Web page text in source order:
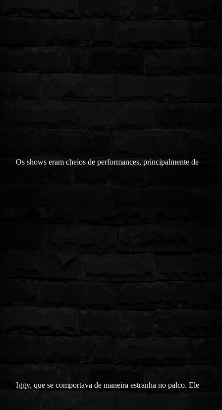
Os shows eram cheios de performances, principalmente de
Iggy, que se comportava de maneira estranha no palco. Ele